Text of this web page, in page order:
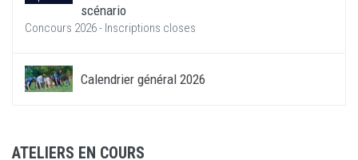
scénario
Concours 2026 - Inscriptions closes
Calendrier général 2026
ATELIERS EN COURS